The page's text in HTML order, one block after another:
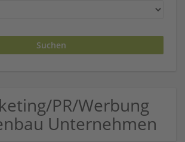
PR/Werbung
Unternehmen